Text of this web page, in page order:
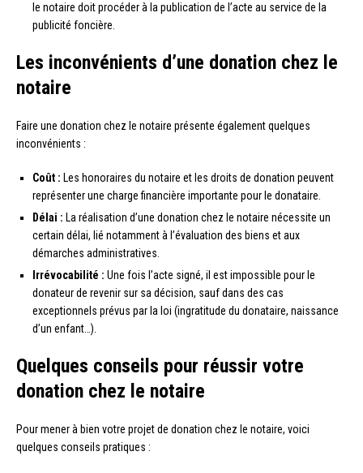
le notaire doit procéder à la publication de l’acte au service de la
publicité foncière.
Les inconvénients d’une donation chez le
notaire
Faire une donation chez le notaire présente également quelques
inconvénients :
Coût : Les honoraires du notaire et les droits de donation peuvent
représenter une charge financière importante pour le donataire.
Délai : La réalisation d’une donation chez le notaire nécessite un
certain délai, lié notamment à l’évaluation des biens et aux
démarches administratives.
Irrévocabilité : Une fois l’acte signé, il est impossible pour le
donateur de revenir sur sa décision, sauf dans des cas
exceptionnels prévus par la loi (ingratitude du donataire, naissance
d’un enfant…).
Quelques conseils pour réussir votre
donation chez le notaire
Pour mener à bien votre projet de donation chez le notaire, voici
quelques conseils pratiques :